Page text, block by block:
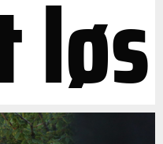
løs